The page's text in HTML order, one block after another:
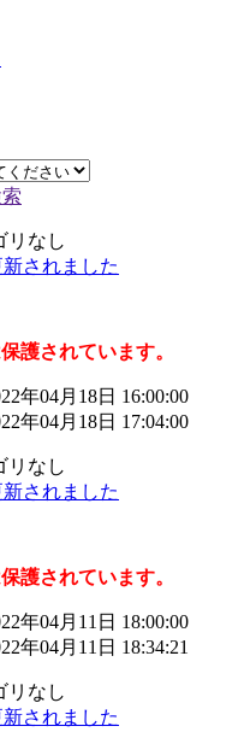
リなし
されました
護されています。
年04月18日 16:00:00
年04月18日 17:04:00
リなし
されました
護されています。
年04月11日 18:00:00
年04月11日 18:34:21
リなし
されました